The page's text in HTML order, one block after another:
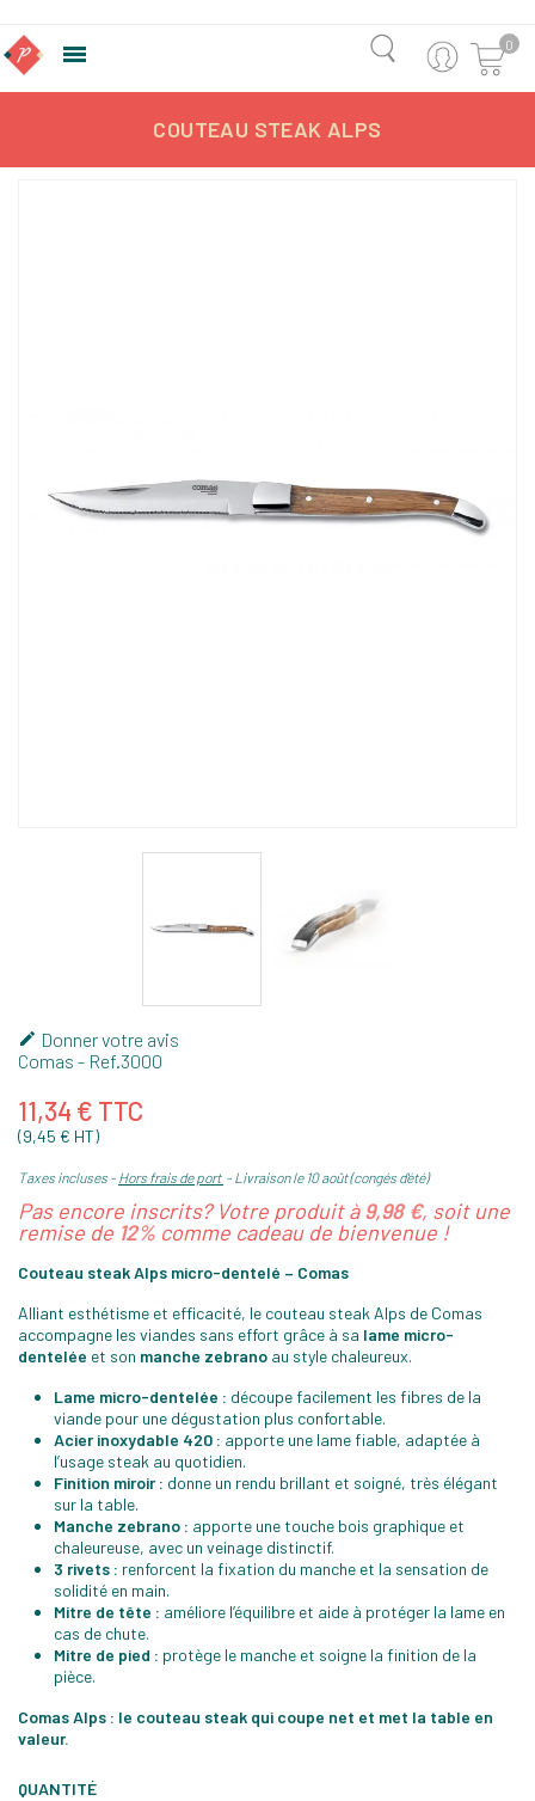
 0
COUTEAU STEAK ALPS
 Donner votre avis
Comas - Ref.3000
11,34 € TTC
(9,45 € HT)
Taxes incluses Hors frais de port Livraison le 10 août (congés d'été)
Pas encore inscrits? Votre produit à9,98 €, soit une
remise de 12% comme cadeau de bienvenue !
Couteau steak Alps micro-dentelé – Comas
Alliant esthétisme et efficacité, le couteau steak Alps de Comas
accompagne les viandes sans effort grâce à sa lame micro-
dentelée et son manche zebrano au style chaleureux.
Lame micro-dentelée : découpe facilement les fibres de la
viande pour une dégustation plus confortable.
Acier inoxydable 420 : apporte une lame fiable, adaptée à
l’usage steak au quotidien.
Finition miroir : donne un rendu brillant et soigné, très élégant
sur la table.
Manche zebrano : apporte une touche bois graphique et
chaleureuse, avec un veinage distinctif.
3 rivets : renforcent la fixation du manche et la sensation de
solidité en main.
Mitre de tête : améliore l’équilibre et aide à protéger la lame en
cas de chute.
Mitre de pied : protège le manche et soigne la finition de la
pièce.
Comas Alps : le couteau steak qui coupe net et met la table en
valeur.
QUANTITÉ